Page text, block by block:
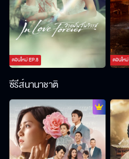
ตอนใหม่EP.8 ตอนใหม่
ซีรีส์นานาชาติ